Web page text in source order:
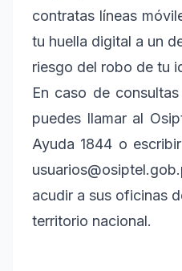
contratas líneas
tu huella digital a un
riesgo del robo de tu
En caso de
puedes llamar al
Ayuda 1844 o
acudir a sus oficinas
territorio nacional.